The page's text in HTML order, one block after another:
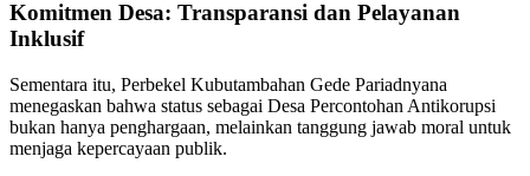
Komitmen Desa: Transparansi dan Pelayanan
Inklusif
Sementara itu, Perbekel Kubutambahan Gede Pariadnyana
menegaskan bahwa status sebagai Desa Percontohan Antikorupsi
bukan hanya penghargaan, melainkan tanggung jawab moral untuk
menjaga kepercayaan publik.